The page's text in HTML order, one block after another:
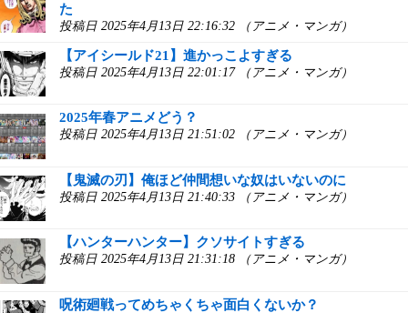
た
投稿日 2025年4月13日 22:16:32 （アニメ・マンガ）
【アイシールド21】進かっこよすぎる
投稿日 2025年4月13日 22:01:17 （アニメ・マンガ）
2025年春アニメどう？
投稿日 2025年4月13日 21:51:02 （アニメ・マンガ）
【鬼滅の刃】俺ほど仲間想いな奴はいないのに
投稿日 2025年4月13日 21:40:33 （アニメ・マンガ）
【ハンターハンター】クソサイトすぎる
投稿日 2025年4月13日 21:31:18 （アニメ・マンガ）
呪術廻戦ってめちゃくちゃ面白くないか？